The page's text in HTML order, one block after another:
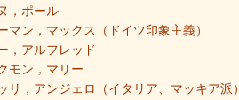
，ポール
マン，マックス（ドイツ印象主義）
，アルフレッド
モン，マリー
リ，アンジェロ（イタリア、マッキア派）